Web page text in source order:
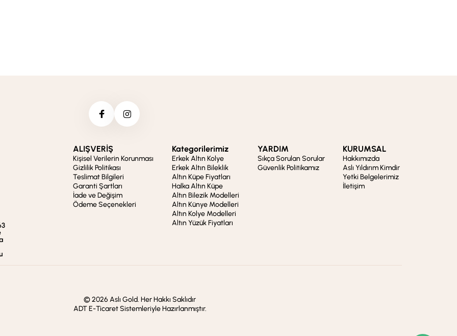
ALIŞVERİŞ
Kişisel Verilerin Korunması
Gizlilik Politikası
Teslimat Bilgileri
Garanti Şartları
İade ve Değişim
Ödeme Seçenekleri
Kategorilerimiz
Erkek Altın Kolye
Erkek Altın Bileklik
Altın Küpe Fiyatları
Halka Altın Küpe
Altın Bilezik Modelleri
Altın Künye Modelleri
Altın Kolye Modelleri
Altın Yüzük Fiyatları
YARDIM
Sıkça Sorulan Sorular
Güvenlik Politikamız
KURUMSAL
Hakkımızda
Aslı Yıldırım Kimdir
Yetki Belgelerimiz
İletişim
© 2026 Aslı Gold. Her Hakkı Saklıdır
ADT E-Ticaret Sistemleriyle Hazırlanmıştır.